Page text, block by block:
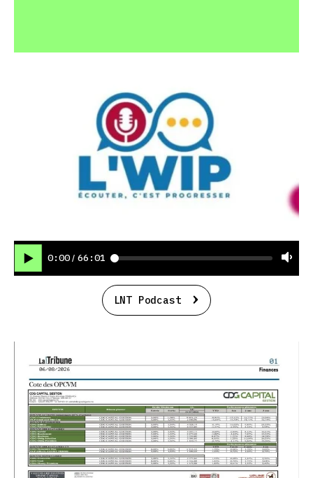
0:00 / 66:01
LNT Podcast